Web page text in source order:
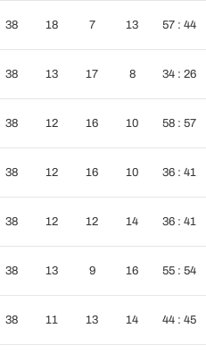
38 18 7 13 57 : 44
38 13 17 8 34 : 26
38 12 16 10 58 : 57
38 12 16 10 36 : 41
38 12 12 14 36 : 41
38 13 9 16 55 : 54
38 11 13 14 44 : 45